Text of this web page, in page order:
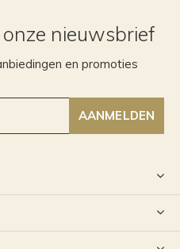
nieuwsbrief
en promoties
AANMELDEN